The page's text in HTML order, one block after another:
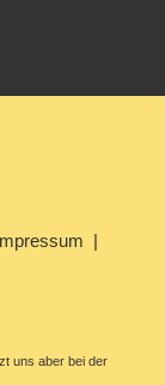
uns aber bei der